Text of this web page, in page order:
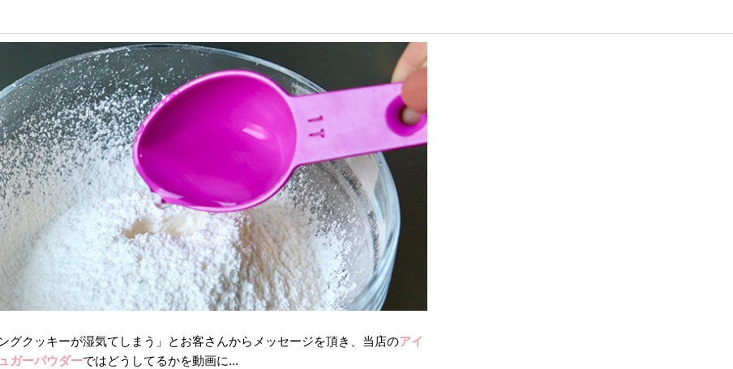
ングクッキーが湿気てしまう」とお客さんからメッセージを頂き、当店のアイ
ガーパウダーではどうしてるかを動画に...